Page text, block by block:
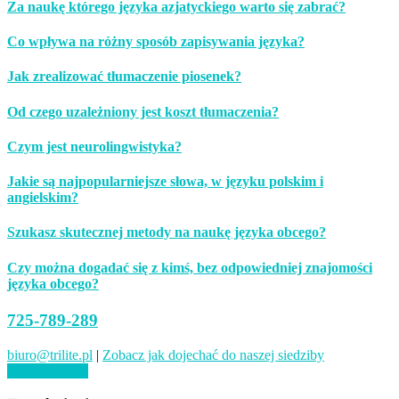
Za naukę którego języka azjatyckiego warto się zabrać?
Co wpływa na różny sposób zapisywania języka?
Jak zrealizować tłumaczenie piosenek?
Od czego uzależniony jest koszt tłumaczenia?
Czym jest neurolingwistyka?
Jakie są najpopularniejsze słowa, w języku polskim i
angielskim?
Szukasz skutecznej metody na naukę języka obcego?
Czy można dogadać się z kimś, bez odpowiedniej znajomości
języka obcego?
725-789-289
biuro@trilite.pl | Zobacz jak dojechać do naszej siedziby